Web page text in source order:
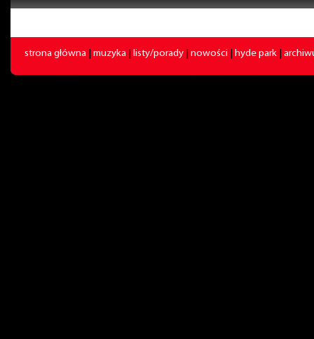
strona główna muzyka listy/porady nowości hyde park